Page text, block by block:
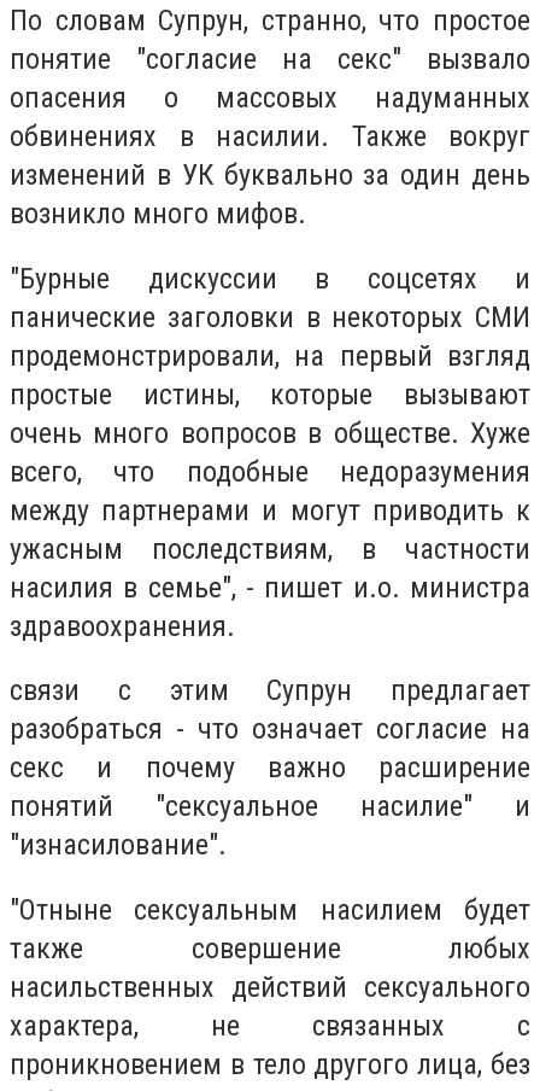
По словам Супрун, странно, что простое
понятие "согласие на секс" вызвало
опасения о массовых надуманных
обвинениях в насилии. Также вокруг
изменений в УК буквально за один день
возникло много мифов.
"Бурные дискуссии в соцсетях и
панические заголовки в некоторых СМИ
продемонстрировали, на первый взгляд
простые истины, которые вызывают
очень много вопросов в обществе. Хуже
всего, что подобные недоразумения
между партнерами и могут приводить к
ужасным последствиям, в частности
насилия в семье", - пишет и.о. министра
здравоохранения.
связи с этим Супрун предлагает
разобраться - что означает согласие на
секс и почему важно расширение
понятий "сексуальное насилие" и
"изнасилование".
"Отныне сексуальным насилием будет
также совершение любых
насильственных действий сексуального
характера, не связанных с
проникновением в тело другого лица, без